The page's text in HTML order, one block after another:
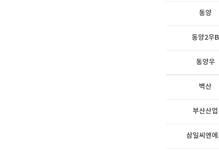
동양
동양2우B
동양우
벽산
부산산업
삼일씨엔